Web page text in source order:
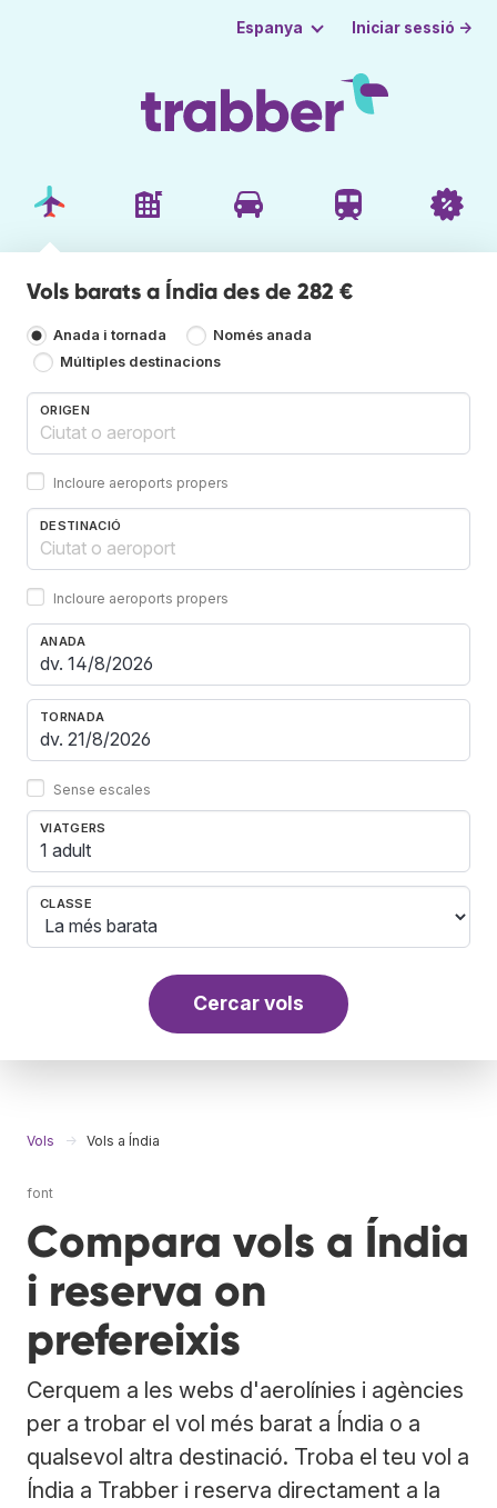
Espanya Iniciar sessió →
Vols barats a Índia des de 282 €
Anada i tornada
Només anada
Múltiples destinacions
ORIGEN
Incloure aeroports propers
DESTINACIÓ
Incloure aeroports propers
ANADA
TORNADA
Sense escales
VIATGERS
1 adult
CLASSE
Cercar vols
Vols Vols a Índia
font
Compara vols a Índia
i reserva on
prefereixis
Cerquem a les webs d'aerolínies i agències
per a trobar el vol més barat a Índia o a
qualsevol altra destinació. Troba el teu vol a
Índia a Trabber i reserva directament a la